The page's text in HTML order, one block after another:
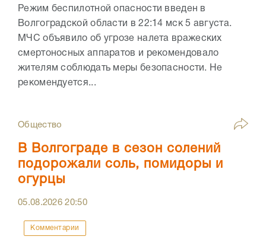
Режим беспилотной опасности введен в
Волгоградской области в 22:14 мск 5 августа.
МЧС объявило об угрозе налета вражеских
смертоносных аппаратов и рекомендовало
жителям соблюдать меры безопасности. Не
рекомендуется...
Общество
В Волгограде в сезон солений
подорожали соль, помидоры и
огурцы
05.08.202620:50
Комментарии